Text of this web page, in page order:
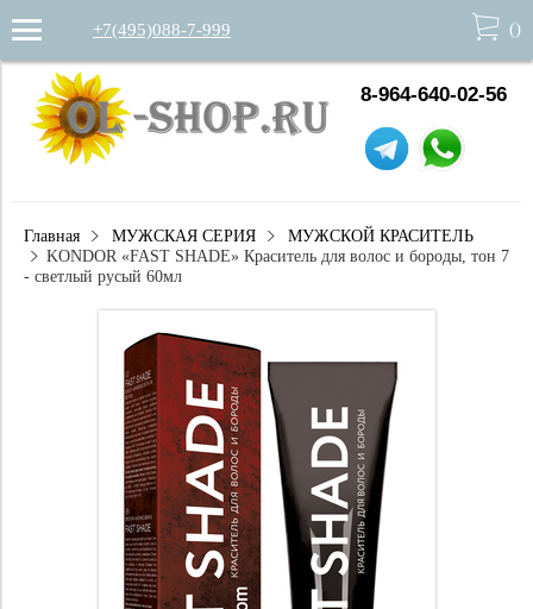
+7(495)088-7-999 ()
8-964-640-02-56
Главная МУЖСКАЯ СЕРИЯ
МУЖСКОЙ КРАСИТЕЛЬ
KONDOR «FAST SHADE» Краситель для волос и бороды, тон 7
- светлый русый 60мл